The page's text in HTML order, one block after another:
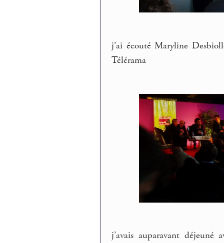
j’ai écouté Maryline
Télérama
j’avais auparavant déjeuné